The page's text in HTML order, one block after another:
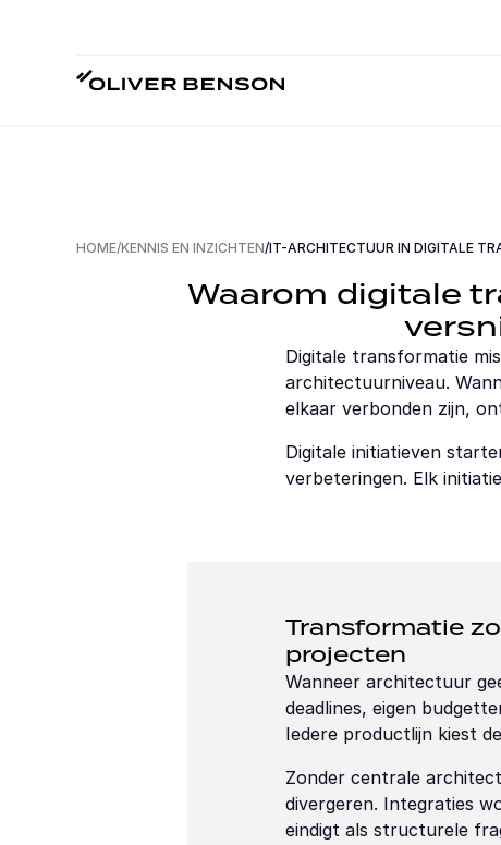
HOME/KENNIS EN INZICHTEN/IT-ARCHITECTUUR IN DIGITALE
Waarom digitale
Digitale transformatie
architectuurniveau.
elkaar verbonden zijn,
Digitale initiatieven
verbeteringen. Elk
Transformatie
projecten
Wanneer architectuur
deadlines, eigen
Iedere productlijn kiest
Zonder centrale
divergeren. Integraties
eindigt als structurele